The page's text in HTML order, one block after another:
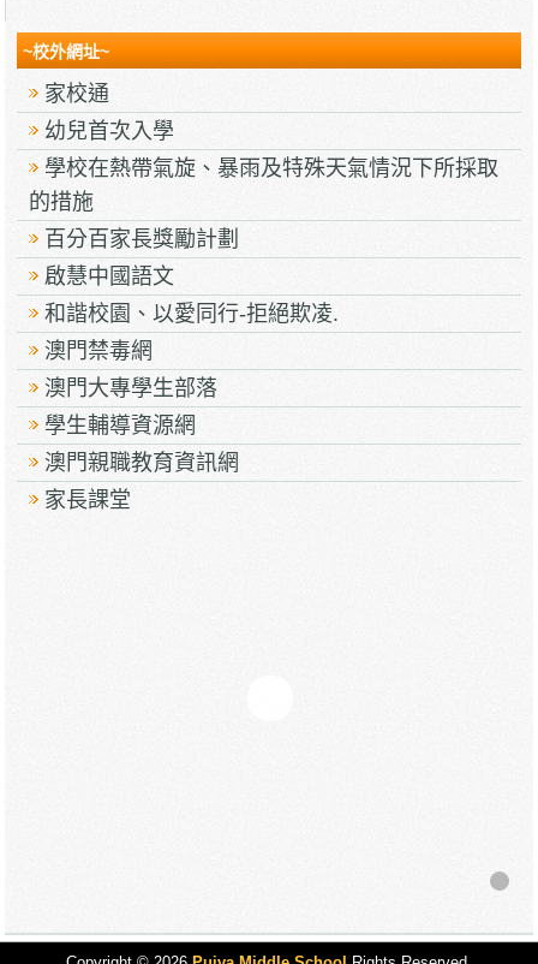
~校外網址~
家校通
幼兒首次入學
學校在熱帶氣旋、暴雨及特殊天氣情況下所採取
的措施
百分百家長獎勵計劃
啟慧中國語文
和諧校園、以愛同行-拒絕欺凌.
澳門禁毒網
澳門大專學生部落
學生輔導資源網
澳門親職教育資訊網
家長課堂